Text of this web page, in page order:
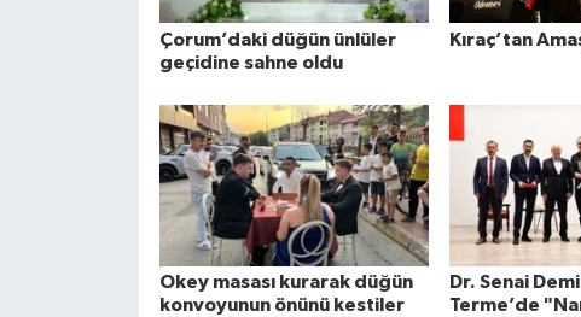
Çorum’daki düğün ünlüler
geçidine sahne oldu
Kıraç’tan
Okey masası kurarak düğün
konvoyunun önünü kestiler
Dr. Senai
Terme’de